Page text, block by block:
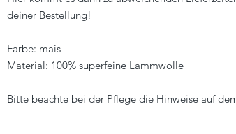
deiner Bestellung!
Farbe: mais
Material: 100% superfeine Lammwolle
Bitte beachte bei der Pflege die Hinweise auf